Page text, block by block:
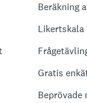
Beräkning
Likertskala
Gratis
Beprövade